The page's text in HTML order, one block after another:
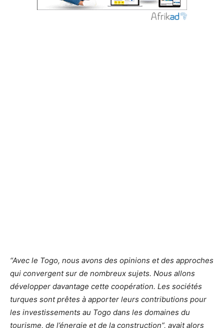
“Avec le Togo, nous avons des opinions et des approches
qui convergent sur de nombreux sujets. Nous allons
développer davantage cette coopération. Les sociétés
turques sont prêtes à apporter leurs contributions pour
les investissements au Togo dans les domaines du
tourisme, de l’énergie et de la construction”, avait alors